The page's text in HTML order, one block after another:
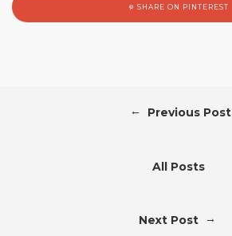
SHARE ON PINTEREST
← Previous Post
All Posts
Next Post →